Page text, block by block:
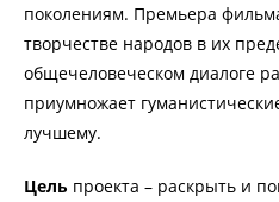
поколениям. Премьера
творчестве народов в их
общечеловеческом диалоге
приумножает
лучшему.
Цель проекта – раскрыть и